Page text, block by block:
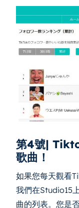
第4號|
歌曲！
如果您每天觀看
我們在Studio15
曲的列表。您是